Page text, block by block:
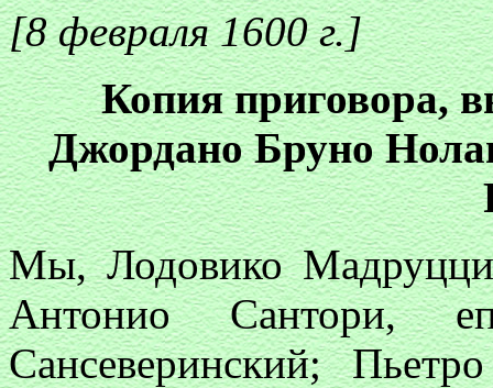
[8 февраля 1600 г.]
Копия приговора,
Джордано Бруно
Мы, Лодовико
Антонио Сантори,
Сансеверинский;